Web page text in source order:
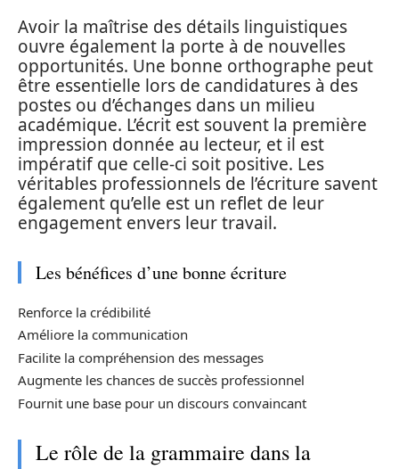
Avoir la maîtrise des détails linguistiques
ouvre également la porte à de nouvelles
opportunités. Une bonne orthographe peut
être essentielle lors de candidatures à des
postes ou d’échanges dans un milieu
académique. L’écrit est souvent la première
impression donnée au lecteur, et il est
impératif que celle-ci soit positive. Les
véritables professionnels de l’écriture savent
également qu’elle est un reflet de leur
engagement envers leur travail.
Les bénéfices d’une bonne écriture
Renforce la crédibilité
Améliore la communication
Facilite la compréhension des messages
Augmente les chances de succès professionnel
Fournit une base pour un discours convaincant
Le rôle de la grammaire dans la